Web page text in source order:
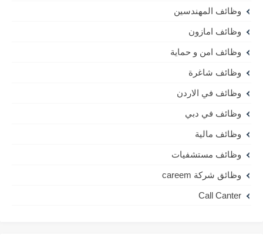
وظائف المهندسين
وظائف امازون
وظائف امن و حماية
وظائف شاغرة
وظائف في الاردن
وظائف في دبي
وظائف مالية
وظائف مستشفيات
وظائق شركة careem
Call Canter